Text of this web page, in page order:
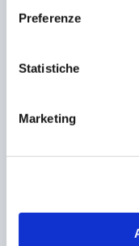
Preferenze
Statistiche
Marketing